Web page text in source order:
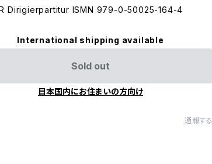
Dirigierpartitur ISMN 979-0-50025-164-4
International shipping available
Sold out
日本国内にお住まいの方向け
通報する